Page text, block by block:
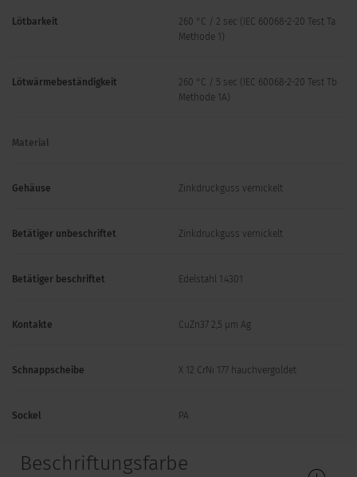
Lötbarkeit
260 °C / 2 sec (IEC 60068-2-20 Test Ta
Methode 1)
Lötwärmebeständigkeit
260 °C / 5 sec (IEC 60068-2-20 Test Tb
Methode 1A)
Material
Gehäuse Zinkdruckguss vernickelt
Betätiger unbeschriftet Zinkdruckguss vernickelt
Betätiger beschriftet Edelstahl 1.4301
Kontakte CuZn37 2,5 µm Ag
Schnappscheibe X 12 CrNi 177 hauchvergoldet
Sockel PA
Beschriftungsfarbe